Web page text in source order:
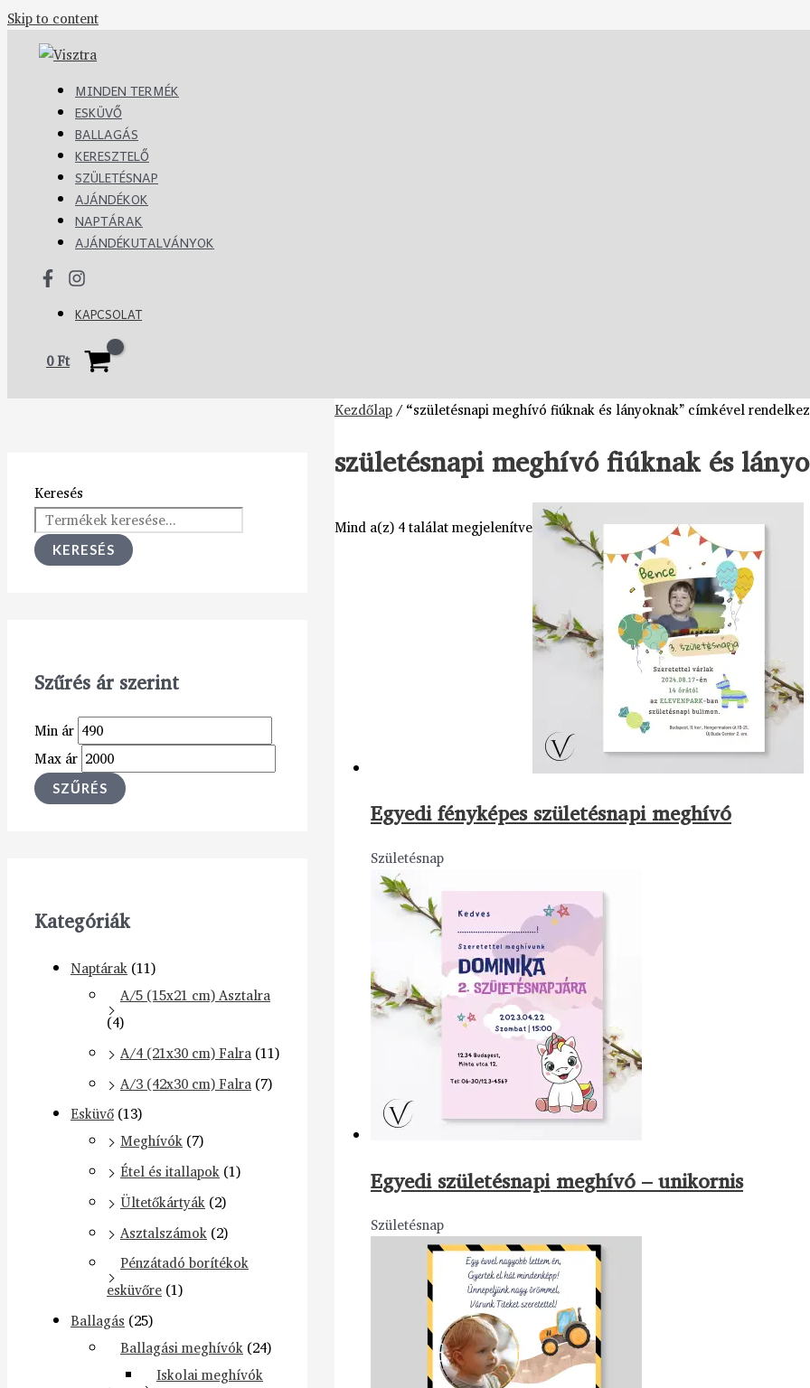
Skip to content
MINDEN TERMÉK
ESKÜVŐ
BALLAGÁS
KERESZTELŐ
SZÜLETÉSNAP
AJÁNDÉKOK
NAPTÁRAK
AJÁNDÉKUTALVÁNYOK
KAPCSOLAT
0Ft
Keresés
KERESÉS
Szűrés ár szerint
Min ár
Max ár
SZŰRÉS
Kategóriák
Naptárak (11)
A/5 (15x21 cm) Asztalra
(4)
A/4 (21x30 cm) Falra (11)
A/3 (42x30 cm) Falra (7)
Esküvő (13)
Meghívók (7)
Étel és itallapok (1)
Ültetőkártyák (2)
Asztalszámok (2)
Pénzátadó borítékok
esküvőre (1)
Ballagás (25)
Ballagási meghívók (24)
Iskolai meghívók
Kezdőlap/ “születésnapi meghívó fiúknak és lányoknak” címkével
születésnapi meghívó fiúknak és
Mind a(z) 4 találat megjelenítve
Egyedi fényképes születésnapi meghívó
Születésnap
Egyedi születésnapi meghívó – unikornis
Születésnap